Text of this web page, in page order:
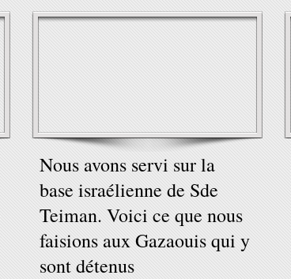
Nous avons servi sur la
base israélienne de Sde
Teiman. Voici ce que nous
faisions aux Gazaouis qui y
sont détenus